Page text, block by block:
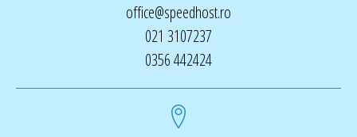
office@speedhost.ro
021 3107237
0356 442424